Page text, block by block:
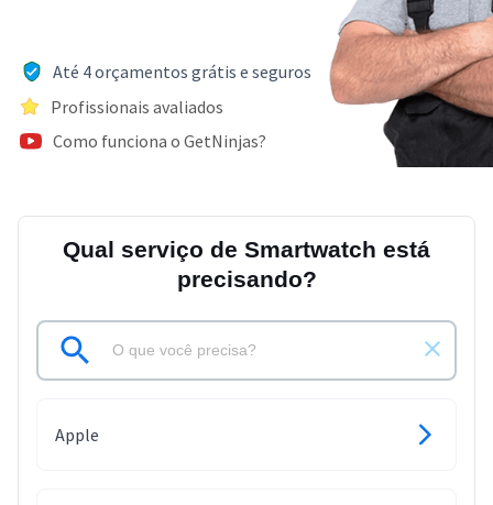
Até 4 orçamentos grátis e seguros
Profissionais avaliados
Como funciona o GetNinjas?
Qual serviço de Smartwatch está
precisando?
Apple